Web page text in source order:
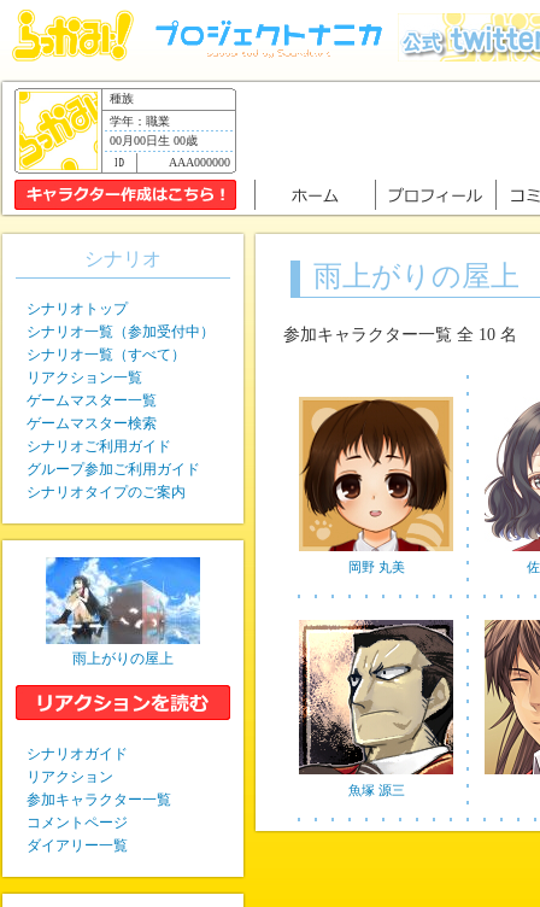
種族
学年：職業
00月00日生 00歳
AAA000000
雨上がりの屋上
参加キャラクター一覧 全 10 名
岡野 丸美
魚塚 源三
シナリオ
シナリオトップ
シナリオ一覧（参加受付中）
シナリオ一覧（すべて）
リアクション一覧
ゲームマスター一覧
ゲームマスター検索
シナリオご利用ガイド
グループ参加ご利用ガイド
シナリオタイプのご案内
雨上がりの屋上
シナリオガイド
リアクション
参加キャラクター一覧
コメントページ
ダイアリー一覧